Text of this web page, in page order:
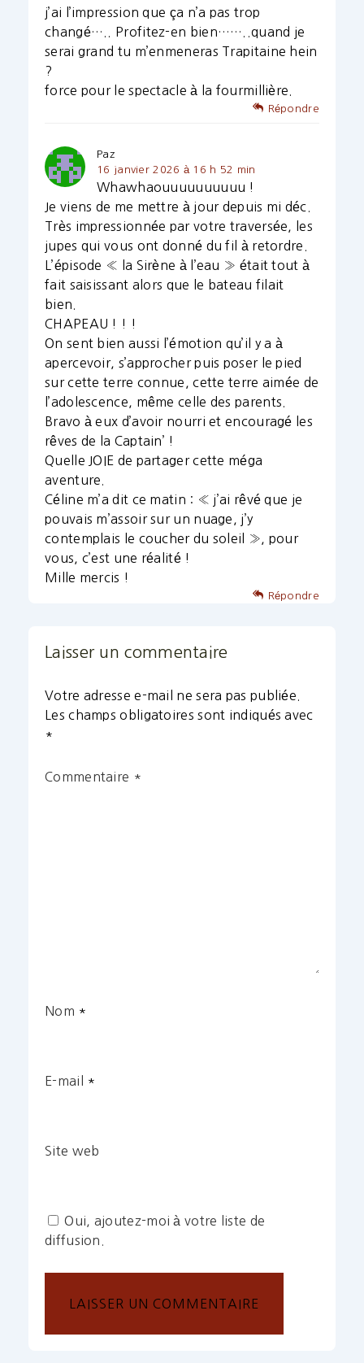
j’ai l’impression que ça n’a pas trop
changé….. Profitez-en bien……..quand je
serai grand tu m’enmeneras Trapitaine hein
?
force pour le spectacle à la fourmillière.
Répondre
Paz
16 janvier 2026 à 16 h 52 min
Whawhaouuuuuuuuuu !
Je viens de me mettre à jour depuis mi déc.
Très impressionnée par votre traversée, les
jupes qui vous ont donné du fil à retordre.
L’épisode « la Sirène à l’eau » était tout à
fait saisissant alors que le bateau filait
bien.
CHAPEAU ! ! !
On sent bien aussi l’émotion qu’il y a à
apercevoir, s’approcher puis poser le pied
sur cette terre connue, cette terre aimée de
l’adolescence, même celle des parents.
Bravo à eux d’avoir nourri et encouragé les
rêves de la Captain’ !
Quelle JOIE de partager cette méga
aventure.
Céline m’a dit ce matin : « j’ai rêvé que je
pouvais m’assoir sur un nuage, j’y
contemplais le coucher du soleil », pour
vous, c’est une réalité !
Mille mercis !
Répondre
Laisser un commentaire
Votre adresse e-mail ne sera pas publiée.
Les champs obligatoires sont indiqués avec
*
Commentaire *
Nom *
E-mail *
Site web
Oui, ajoutez-moi à votre liste de
diffusion.